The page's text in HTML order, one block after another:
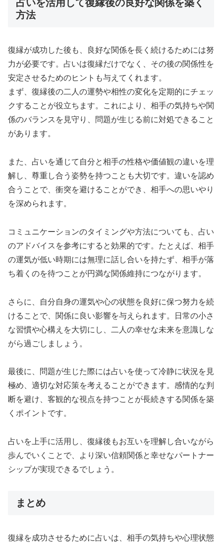
占いを活用して復縁後の良好な関係を築く
方法
復縁が成功した後も、良好な関係を長く続けるためには努
力が必要です。占いは復縁だけでなく、その後の関係性を
安定させるためのヒントも与えてくれます。
まず、復縁後の二人の運勢や相性の変化を定期的にチェッ
クすることが役立ちます。これにより、相手の気持ちや関
係のバランスを見守り、問題が生じる前に対処できること
があります。
また、占いを通じて自分と相手の性格や価値観の違いを理
解し、尊重し合う姿勢を持つことも大切です。違いを認め
合うことで、衝突を避けることができ、相手への思いやり
を深められます。
コミュニケーションのタイミングや方法についても、占い
のアドバイスを参考にすると効果的です。たとえば、相手
の運気が低い時期には無理に話し合いを持たず、相手が落
ち着くのを待つことが円満な関係維持につながります。
さらに、自分自身の運気や心の状態を良好に保つ努力を続
けることで、関係に良い影響を与えられます。日常の小さ
な習慣や心構えを大切にし、二人の幸せな未来を意識しな
がら過ごしましょう。
最後に、問題が生じた際には占いを使って冷静に状況を見
極め、適切な対応策を考えることができます。感情的な判
断を避け、客観的な視点を持つことが長続きする関係を築
くポイントです。
占いを上手に活用し、復縁後もお互いを理解し合いながら
歩んでいくことで、より深い信頼関係と幸せなパートナー
シップが実現できるでしょう。
まとめ
復縁を成功させるために占いは、相手の気持ちや心理状態